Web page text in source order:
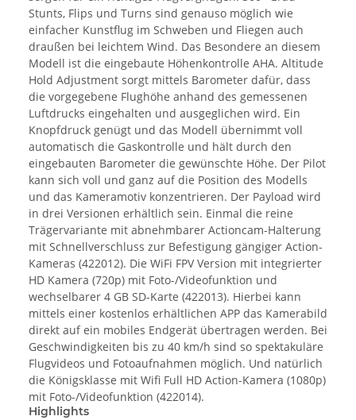
Stunts, Flips und Turns sind genauso möglich wie
einfacher Kunstflug im Schweben und Fliegen auch
draußen bei leichtem Wind. Das Besondere an diesem
Modell ist die eingebaute Höhenkontrolle AHA. Altitude
Hold Adjustment sorgt mittels Barometer dafür, dass
die vorgegebene Flughöhe anhand des gemessenen
Luftdrucks eingehalten und ausgeglichen wird. Ein
Knopfdruck genügt und das Modell übernimmt voll
automatisch die Gaskontrolle und hält durch den
eingebauten Barometer die gewünschte Höhe. Der Pilot
kann sich voll und ganz auf die Position des Modells
und das Kameramotiv konzentrieren. Der Payload wird
in drei Versionen erhältlich sein. Einmal die reine
Trägervariante mit abnehmbarer Actioncam-Halterung
mit Schnellverschluss zur Befestigung gängiger Action-
Kameras (422012). Die WiFi FPV Version mit integrierter
HD Kamera (720p) mit Foto-/Videofunktion und
wechselbarer 4 GB SD-Karte (422013). Hierbei kann
mittels einer kostenlos erhältlichen APP das Kamerabild
direkt auf ein mobiles Endgerät übertragen werden. Bei
Geschwindigkeiten bis zu 40 km/h sind so spektakuläre
Flugvideos und Fotoaufnahmen möglich. Und natürlich
die Königsklasse mit Wifi Full HD Action-Kamera (1080p)
mit Foto-/Videofunktion (422014).
Highlights